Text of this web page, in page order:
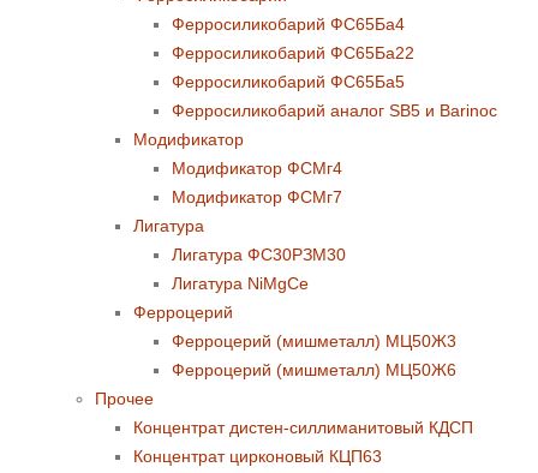
Ферросиликобарий ФС65Ба4
Ферросиликобарий ФС65Ба22
Ферросиликобарий ФС65Ба5
Ферросиликобарий аналог SB5 и Barinoc
Модификатор
Модификатор ФСМг4
Модификатор ФСМг7
Лигатура
Лигатура ФС30РЗМ30
Лигатура NiMgCe
Ферроцерий
Ферроцерий (мишметалл) МЦ50Ж3
Ферроцерий (мишметалл) МЦ50Ж6
Прочее
Концентрат дистен-силлиманитовый КДСП
Концентрат цирконовый КЦП63